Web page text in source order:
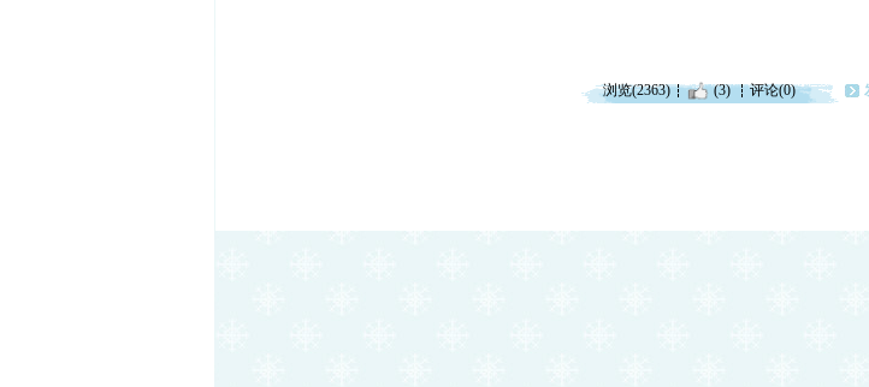
浏览(2363) (3) 评论(0)